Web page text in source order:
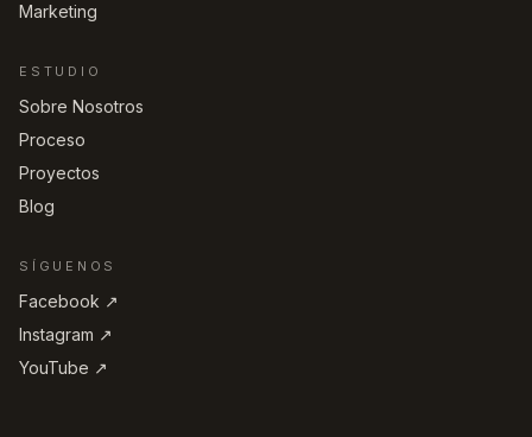
Marketing
ESTUDIO
Sobre Nosotros
Proceso
Proyectos
Blog
SÍGUENOS
Facebook ↗︎
Instagram ↗︎
YouTube ↗︎